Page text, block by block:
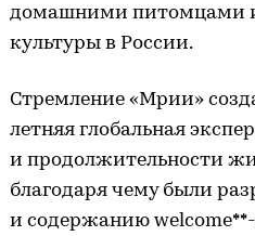
домашними питомцами
культуры в России.
Стремление «Мрии»
летняя глобальная
и продолжительности
благодаря чему были
и содержанию